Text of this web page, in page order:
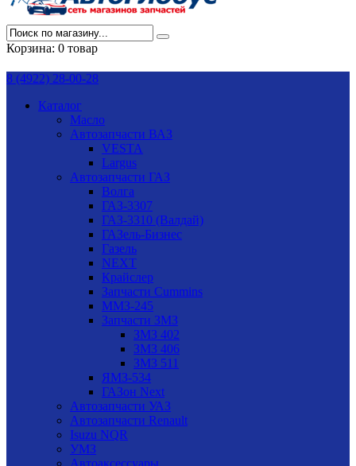
Корзина: 0 товар
8 (4922) 28-00-28
Каталог
Масло
Автозапчасти ВАЗ
VESTA
Largus
Автозапчасти ГАЗ
Волга
ГАЗ-3307
ГАЗ-3310 (Валдай)
ГАЗель-Бизнес
Газель
NEXT
Крайслер
Запчасти Cummins
ММЗ-245
Запчасти ЗМЗ
ЗМЗ 402
ЗМЗ 406
ЗМЗ 511
ЯМЗ-534
ГАЗон Next
Автозапчасти УАЗ
Автозапчасти Renault
Isuzu NQR
УМЗ
Автоаксессуары